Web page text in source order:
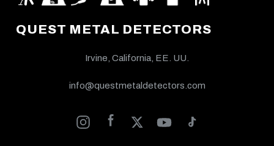
QUEST METAL DETECTORS
Irvine, California, EE. UU.
info@questmetaldetectors.com